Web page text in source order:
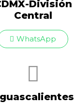
División
Central
WhatsApp